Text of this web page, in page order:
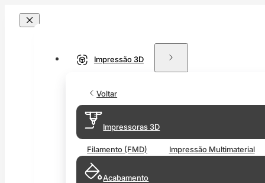
Impressão 3D
Voltar
Impressoras 3D
Filamento (FMD) Impressão Multimaterial
Acabamento